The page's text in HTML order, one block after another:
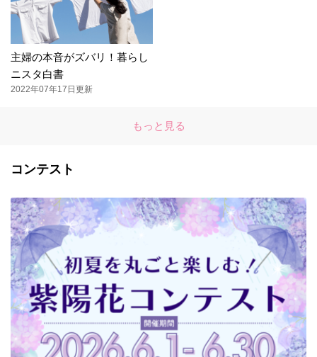
主婦の本音がズバリ！暮らし
ニスタ白書
2022年07年17日更新
もっと見る
コンテスト